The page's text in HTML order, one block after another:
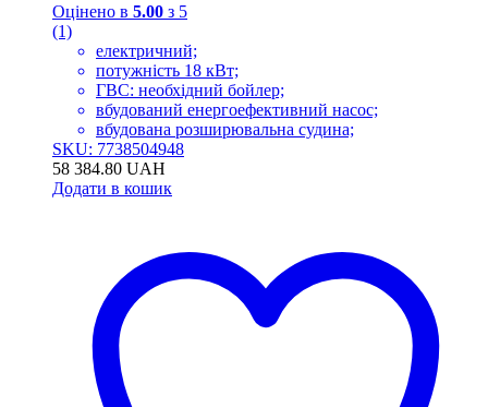
Оцінено в 5.00 з 5
(1)
електричний;
потужність 18 кВт;
ГВС: необхідний бойлер;
вбудований енергоефективний насос;
вбудована розширювальна судина;
SKU: 7738504948
58 384.80 UAH
Додати в кошик